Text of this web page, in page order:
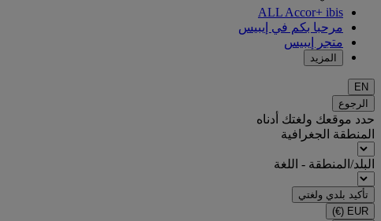
ALL Accor+ ibis
مرحبا بكم في إيبيس
متجر إيبيس
المزيد
EN
الرجوع
حدد موقعك ولغتك أدناه
المنطقة الجغرافية
البلد/المنطقة - اللغة
تأكيد بلدي ولغتي
EUR
(€)